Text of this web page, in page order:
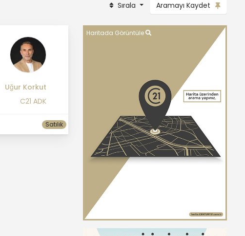
Sırala Aramayı Kaydet
Uğur Korkut
C21 ADK
Satılık
Haritada Görüntüle